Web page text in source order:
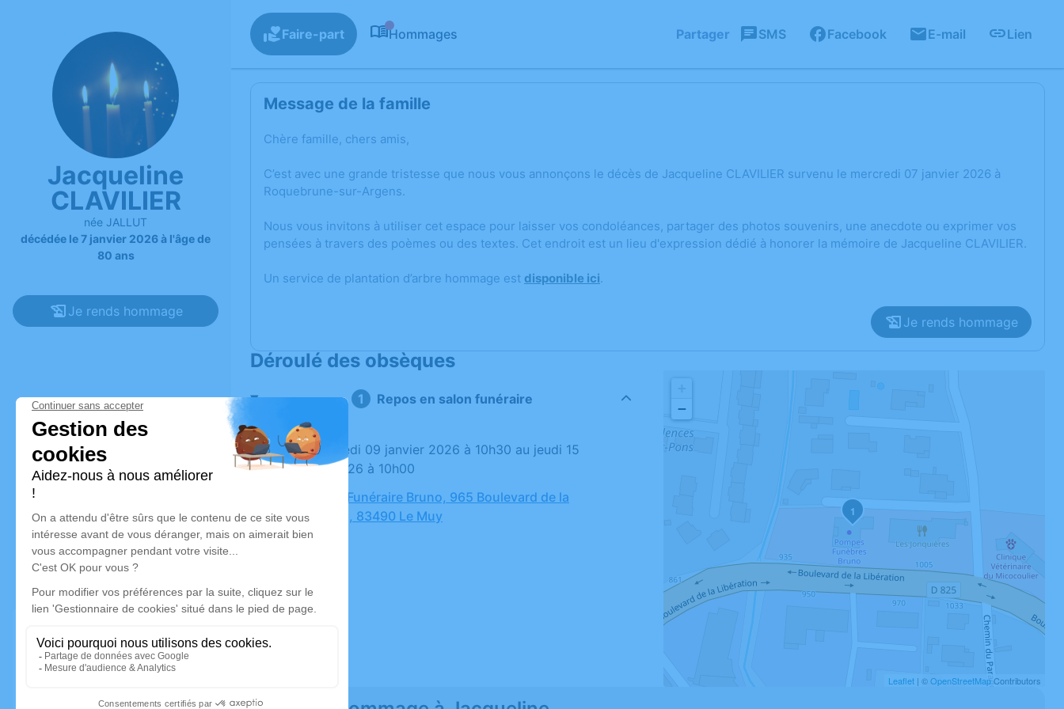
Jacqueline
CLAVILIER
née JALLUT
décédée le 7 janvier 2026 à l'âge de
80 ans
Je rends hommage
Faire-part Hommages Partager SMS Facebook E-mail Lien
Message de la famille
Chère famille, chers amis,
C’est avec une grande tristesse que nous vous annonçons le décès de Jacqueline CLAVILIER survenu le mercredi 07 janvier 2026 à
Roquebrune-sur-Argens.
Nous vous invitons à utiliser cet espace pour laisser vos condoléances, partager des photos souvenirs, une anecdote ou exprimer vos
pensées à travers des poèmes ou des textes. Cet endroit est un lieu d'expression dédié à honorer la mémoire de Jacqueline CLAVILIER.
Un service de plantation d’arbre hommage est disponible ici.
Je rends hommage
Déroulé des obsèques
Repos en salon funéraire
Du vendredi 09 janvier 2026 à 10h30 au jeudi 15
janvier 2026 à 10h00
Chambre Funéraire Bruno, 965 Boulevard de la
Libération, 83490 Le Muy
1
−
Leaflet | ©OpenStreetMapContributors